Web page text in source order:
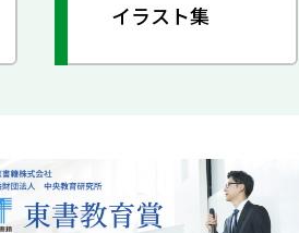
イラスト集